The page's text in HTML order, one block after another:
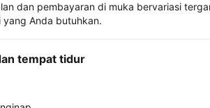
dan pembayaran di muka bervariasi
Anda butuhkan.
tempat tidur